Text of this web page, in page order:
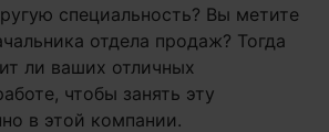
специальность? Вы метите
отдела продаж? Тогда
ли ваших отличных
чтобы занять эту
в этой компании.